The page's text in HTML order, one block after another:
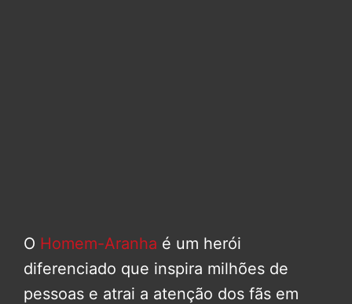
O Homem-Aranha é um herói
diferenciado que inspira milhões de
pessoas e atrai a atenção dos fãs em